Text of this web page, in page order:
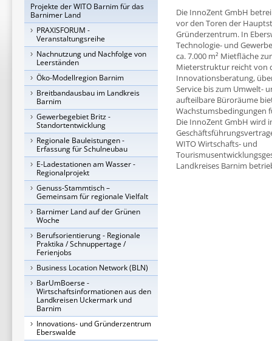
Projekte der WITO Barnim für das
Barnimer Land
PRAXISFORUM -
Veranstaltungsreihe
Nachnutzung und Nachfolge von
Leerständen
Öko-Modellregion Barnim
Breitbandausbau im Landkreis
Barnim
Gewerbegebiet Britz -
Standortentwicklung
Regionale Bauleistungen -
Erfassung für Schulneubau
E-Ladestationen am Wasser -
Regionalprojekt
Genuss-Stammtisch –
Gemeinsam für regionale Vielfalt
Barnimer Land auf der Grünen
Woche
Berufsorientierung - Regionale
Praktika / Schnuppertage /
Ferienjobs
Business Location Network (BLN)
BarUmBoerse -
Wirtschaftsinformationen aus den
Landkreisen Uckermark und
Barnim
Innovations- und Gründerzentrum
Eberswalde
Die InnoZent GmbH
vor den Toren der
Gründerzentrum. In
Technologie- und
ca. 7.000 m² Mietfläche
Mieterstruktur reicht von
Innovationsberatung,
Service bis zum Umwelt-
aufteilbare Büroräume
Wachstumsbedingungen
Die InnoZent GmbH wird
WITO Wirtschafts- und
Landkreises Barnim